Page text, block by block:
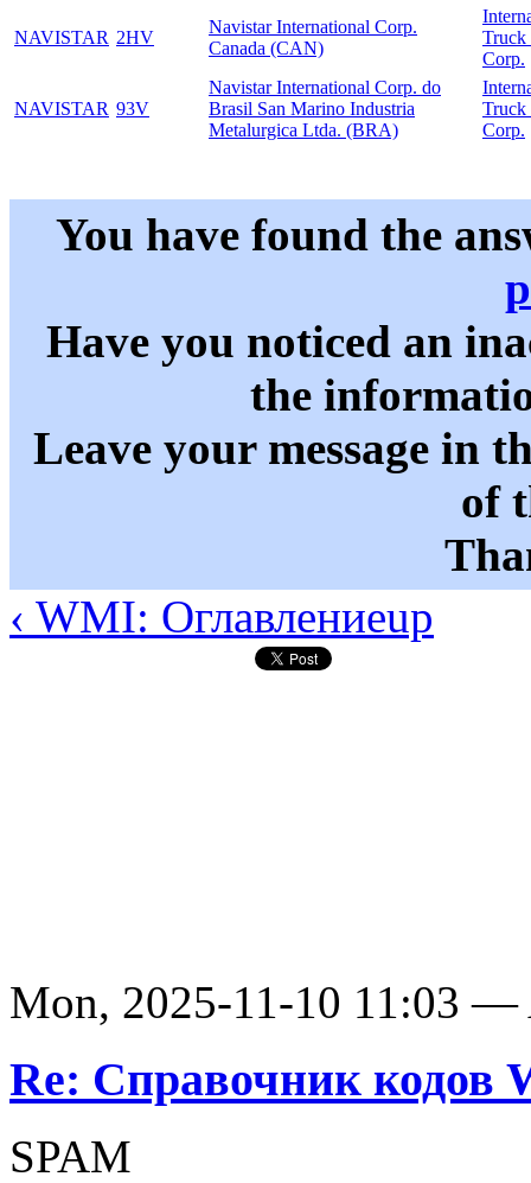
NAVISTAR 2HV
Navistar International Corp.
Canada (CAN)
Truck
Corp.
NAVISTAR 93V
Navistar International Corp. do
Brasil San Marino Industria
Metalurgica Ltda. (BRA)
Truck
Corp.
You have found the
Have you noticed an
the
Leave your message in
of
‹ WMI: Оглавлениеup
Mon, 2025-11-10 11:03 —
Re: Справочник кодов
SPAM